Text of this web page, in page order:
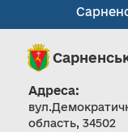
Адреса:
область, 34502